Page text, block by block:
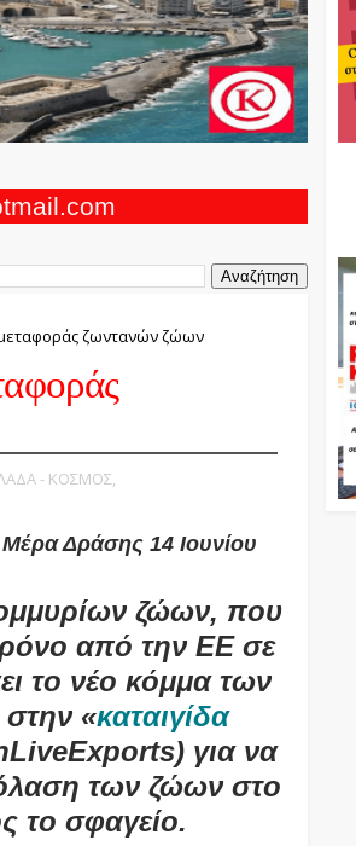
ζωντανών ζώων
- ΚΟΣΜΟΣ,
Δράσης 14 Ιουνίου
ζώων, που
από την ΕΕ σε
το νέο κόμμα των
στην «καταιγίδα
για να
των ζώων στο
το σφαγείο.